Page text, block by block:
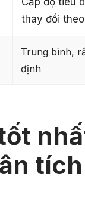
thay đổi
Trung bình,
định